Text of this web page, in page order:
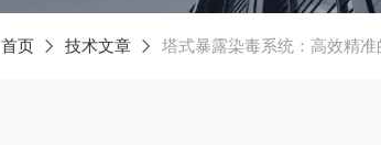
首页 技术文章 塔式暴露染毒系统：高效精